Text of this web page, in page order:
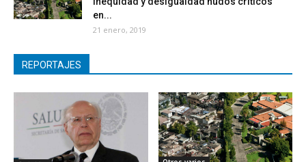
en...
21 enero, 2019
REPORTAJES